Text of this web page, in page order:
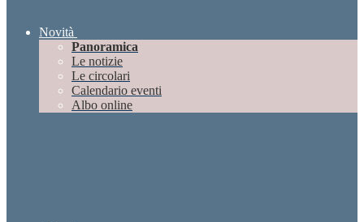
Novità
Panoramica
Le notizie
Le circolari
Calendario eventi
Albo online